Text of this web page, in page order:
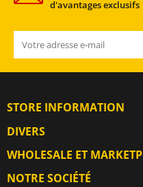
d'avantages exclusifs
STORE INFORMATION
DIVERS
WHOLESALE ET
NOTRE SOCIÉTÉ